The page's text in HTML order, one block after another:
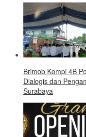
Brimob Kompi 4B
Dialogis dan
Surabaya